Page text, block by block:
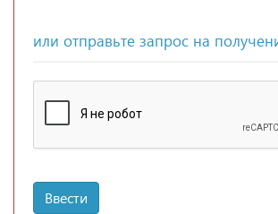
или отправьте запрос на
Ввести